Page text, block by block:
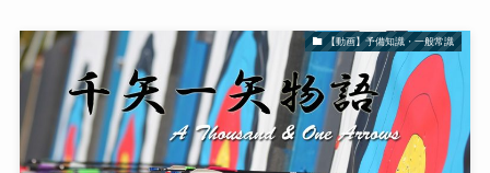
【動画】予備知識・一般常識